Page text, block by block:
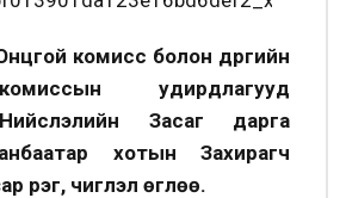
комисс болон дүүргийн
удирдлагууд
Засаг дарга
хотын Захирагч
үүрэг, чиглэл өглөө.